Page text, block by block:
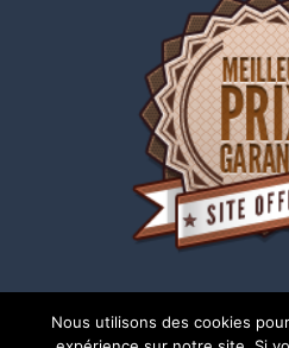
Nous utilisons des cookies